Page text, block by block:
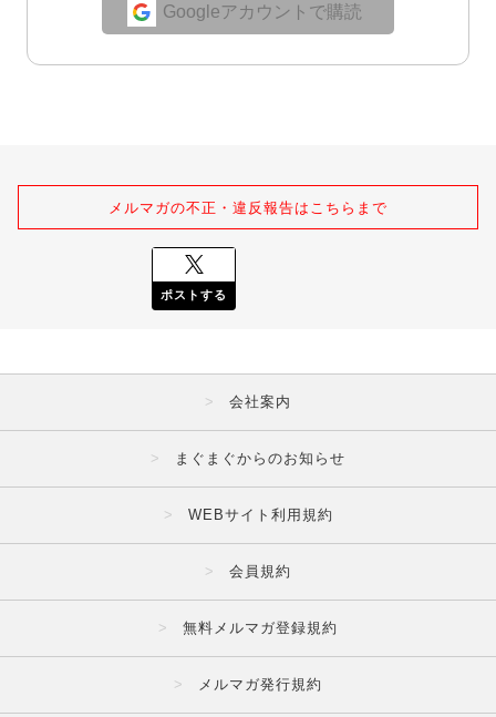
Googleアカウントで購読
メルマガの不正・違反報告はこちらまで
ポストする
会社案内
まぐまぐからのお知らせ
WEBサイト利用規約
会員規約
無料メルマガ登録規約
メルマガ発行規約